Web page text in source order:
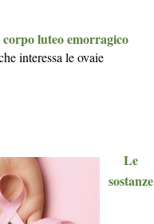
luteo emorragico
interessa le ovaie
Le
sostanze